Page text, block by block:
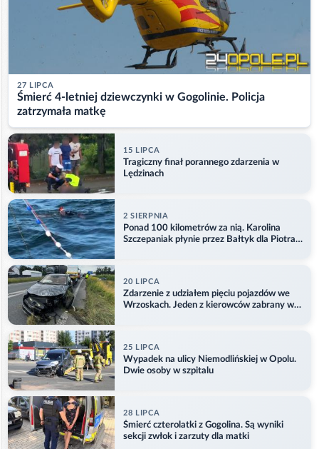
27 LIPCA
Śmierć 4-letniej dziewczynki w Gogolinie. Policja
zatrzymała matkę
15 LIPCA
Tragiczny finał porannego zdarzenia w
Lędzinach
2 SIERPNIA
Ponad 100 kilometrów za nią. Karolina
Szczepaniak płynie przez Bałtyk dla Piotra.
20 LIPCA
Zdarzenie z udziałem pięciu pojazdów we
Wrzoskach. Jeden z kierowców zabrany w
25 LIPCA
Wypadek na ulicy Niemodlińskiej w Opolu.
Dwie osoby w szpitalu
28 LIPCA
Śmierć czterolatki z Gogolina. Są wyniki
sekcji zwłok i zarzuty dla matki